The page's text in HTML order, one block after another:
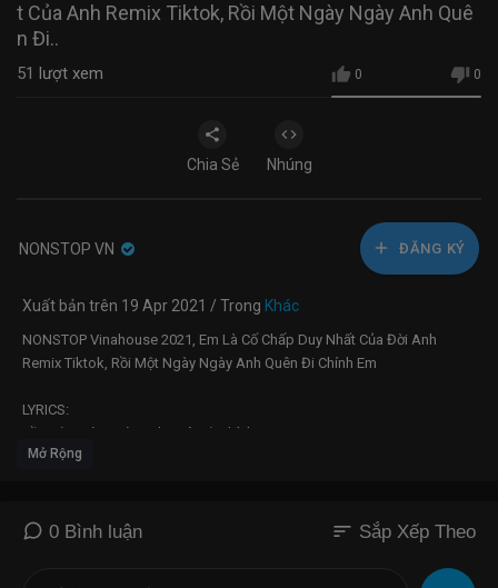
t Của Anh Remix Tiktok, Rồi Một Ngày Ngày Anh Quê
n Đi..
0 0
51 lượt xem
Chia Sẻ Nhúng
NONSTOP VN ĐĂNG KÝ
Xuất bản trên 19 Apr 2021 / Trong Khác
NONSTOP Vinahouse 2021, Em Là Cố Chấp Duy Nhất Của Đời Anh
Remix Tiktok, Rồi Một Ngày Ngày Anh Quên Đi Chính Em
LYRICS:
Rồi một ngày ngày anh quên đi chính em
Là trí nhớ anh mất đi mà thôi
Mở Rộng
0 Bình luận sort Sắp Xếp Theo